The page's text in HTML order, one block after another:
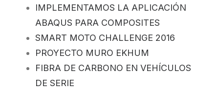
IMPLEMENTAMOS LA APLICACIÓN
ABAQUS PARA COMPOSITES
SMART MOTO CHALLENGE 2016
PROYECTO MURO EKHUM
FIBRA DE CARBONO EN VEHÍCULOS
DE SERIE